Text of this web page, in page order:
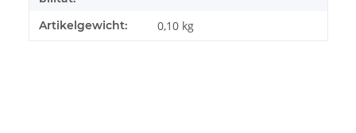
Artikelgewicht: 0,10 kg